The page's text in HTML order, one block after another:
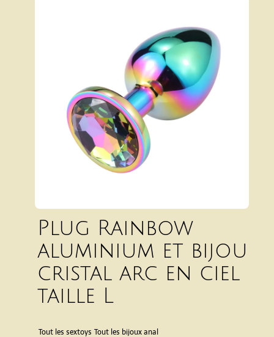
Plug Rainbow
aluminium et bijou
cristal arc en ciel
taille L
Tout les sextoys Tout les bijoux anal